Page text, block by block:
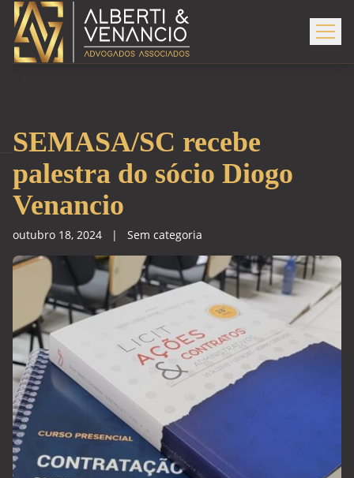
SEMASA/SC recebe
palestra do sócio Diogo
Venancio
outubro 18, 2024 | Sem categoria